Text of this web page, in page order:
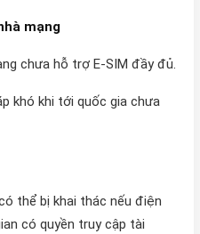
mạng
chưa hỗ trợ E-SIM đầy đủ.
khó khi tới quốc gia chưa
thể bị khai thác nếu điện
có quyền truy cập tài